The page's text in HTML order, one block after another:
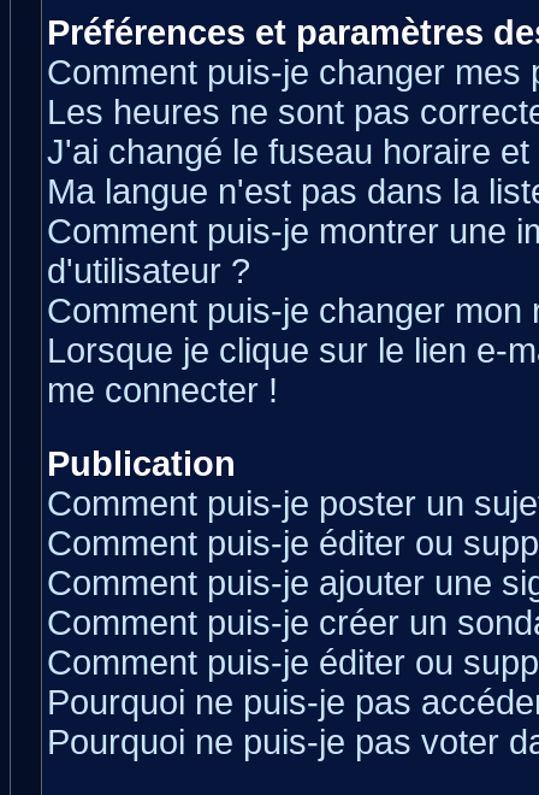
Préférences et paramètres
Comment puis-je changer mes
Les heures ne sont pas
J'ai changé le fuseau horaire
Ma langue n'est pas dans la
Comment puis-je montrer une
d'utilisateur ?
Comment puis-je changer mon
Lorsque je clique sur le lien e-
me connecter !
Publication
Comment puis-je poster un
Comment puis-je éditer ou
Comment puis-je ajouter une
Comment puis-je créer un
Comment puis-je éditer ou
Pourquoi ne puis-je pas
Pourquoi ne puis-je pas voter